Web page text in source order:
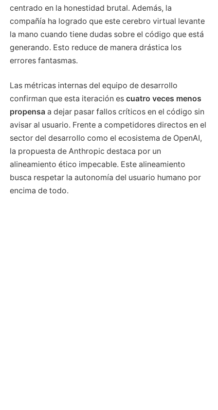
centrado en la honestidad brutal. Además, la
compañía ha logrado que este cerebro virtual levante
la mano cuando tiene dudas sobre el código que está
generando. Esto reduce de manera drástica los
errores fantasmas.
Las métricas internas del equipo de desarrollo
confirman que esta iteración es cuatro veces menos
propensa a dejar pasar fallos críticos en el código sin
avisar al usuario. Frente a competidores directos en el
sector del desarrollo como el ecosistema de OpenAI,
la propuesta de Anthropic destaca por un
alineamiento ético impecable. Este alineamiento
busca respetar la autonomía del usuario humano por
encima de todo.